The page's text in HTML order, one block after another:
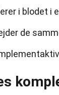
i blodet i
de